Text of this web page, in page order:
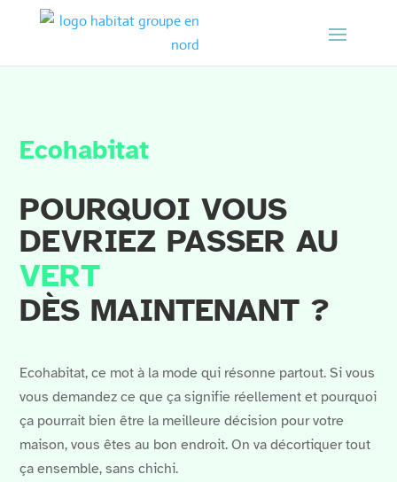
Ecohabitat
POURQUOI VOUS
DEVRIEZ PASSER AU
VERT
DÈS MAINTENANT ?
Ecohabitat, ce mot à la mode qui résonne partout. Si vous
vous demandez ce que ça signifie réellement et pourquoi
ça pourrait bien être la meilleure décision pour votre
maison, vous êtes au bon endroit. On va décortiquer tout
ça ensemble, sans chichi.